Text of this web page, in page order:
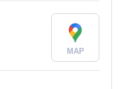
MAP